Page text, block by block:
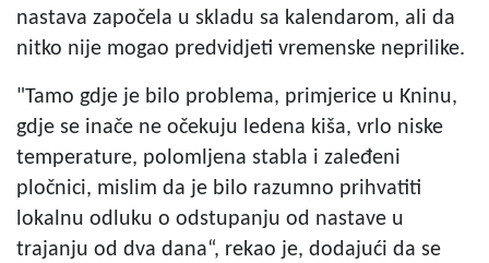
nastava započela u skladu sa kalendarom, ali da
nitko nije mogao predvidjeti vremenske neprilike.
"Tamo gdje je bilo problema, primjerice u Kninu,
gdje se inače ne očekuju ledena kiša, vrlo niske
temperature, polomljena stabla i zaleđeni
pločnici, mislim da je bilo razumno prihvatiti
lokalnu odluku o odstupanju od nastave u
trajanju od dva dana“, rekao je, dodajući da se